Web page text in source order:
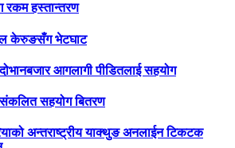
रकम हस्तान्तरण
केरुङसँग भेटघाट
आगलागी पीडितलाई सहयोग
संकलित सहयोग बितरण
अन्तराष्ट्रीय याक्थुङ अनलाईन टिकटक